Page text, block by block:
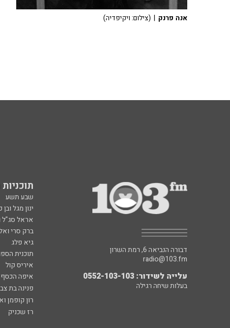
אנה פרנק | (צילום: ויקיפדיה)
תוכניות 103fm
שבע תשע
ינון מגל
אראל סג"ל
ברק סרי
גיא פלג
תוכנית
איריס קול
איפה הכסף
פנינה בת
רון קופמן
רז שכניק
דבורה הנביאה 6, רמת השרון
radio@103.fm
עלייה לשידור: 0552-103-103
בעלות שיחה רגילה